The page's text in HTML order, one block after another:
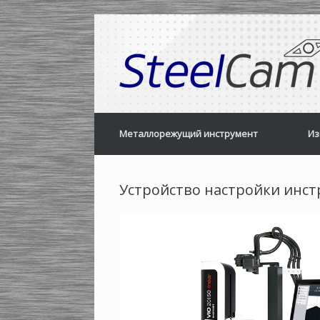
Skip
to
content
Металлорежущий инструмент
Устройство настройки